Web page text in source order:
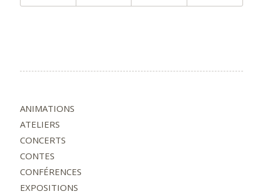
ANIMATIONS
ATELIERS
CONCERTS
CONTES
CONFÉRENCES
EXPOSITIONS